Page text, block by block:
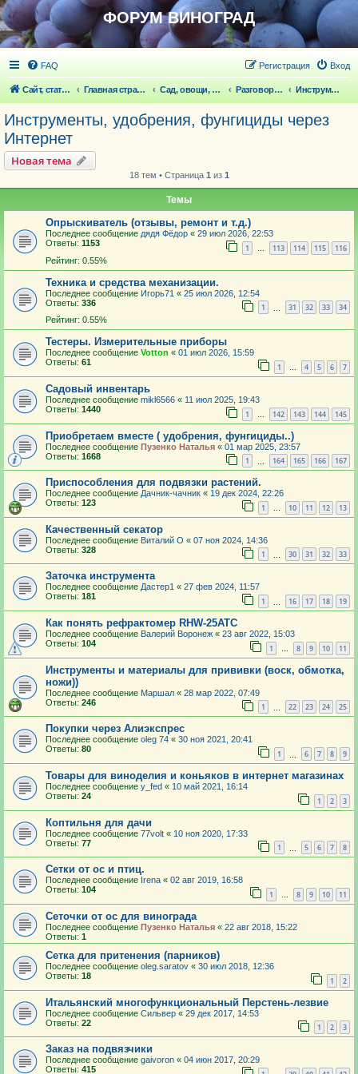
ФОРУМ ВИНОГРАД
FAQ Вход
Регистрация
Сайт, статьи Главная страница Сад, овощи, ягодники, цветы, беседка Разговоры обо всем что волнует Инструменты, удобрения, фунгициды через Интернет
Инструменты, удобрения, фунгициды через
Интернет
Новая тема
18 тем • Страница 1 из 1
Темы
Опрыскиватель (отзывы, ремонт и т.д.)
Последнее сообщение дядя Фёдор « 29 июл 2026, 22:53
Ответы: 1153 1 … 113 114 115 116
Рейтинг: 0.55%
Техника и средства механизации.
Последнее сообщение Игорь71 « 25 июл 2026, 12:54
Ответы: 336 1 31 32 33 34
Рейтинг: 0.55%
Тестеры. Измерительные приборы
Последнее сообщение Votton « 01 июл 2026, 15:59
Ответы: 61 1 … 4 5 6 7
Садовый инвентарь
Последнее сообщение mikl6566 « 11 июл 2025, 19:43
Ответы: 1440 1 … 142 143 144 145
Приобретаем вместе ( удобрения, фунгициды..)
Последнее сообщение Пузенко Наталья « 01 мар 2025, 23:57
Ответы: 1668 1 164 165 166 167
Приспособления для подвязки растений.
Последнее сообщение Дачник-чачник « 19 дек 2024, 22:26
Ответы: 123 1 … 10 11 12 13
Качественный секатор
Последнее сообщение Виталий О « 07 ноя 2024, 14:36
Ответы: 328 1 30 31 32 33
Заточка инструмента
Последнее сообщение Дастер1 « 27 фев 2024, 11:57
Ответы: 181 1 16 17 18 19
Как понять рефрактомер RHW-25ATC
Последнее сообщение Валерий Воронеж « 23 авг 2022, 15:03
Ответы: 104 1 … 8 9 10 11
Инструменты и материалы для прививки (воск, обмотка,
ножи))
Последнее сообщение Маршал « 28 мар 2022, 07:49
Ответы: 246 1 22 23 24 25
Покупки через Алиэкспрес
Последнее сообщение oleg 74 « 30 ноя 2021, 20:41
Ответы: 80 1 6 7 8 9
Товары для виноделия и коньяков в интернет магазинах
Последнее сообщение y_fed « 10 май 2021, 16:14
Ответы: 24 1 2 3
Коптильня для дачи
Последнее сообщение 77volt « 10 ноя 2020, 17:33
Ответы: 77 1 5 6 7 8
Сетки от ос и птиц.
Последнее сообщение Irenа « 02 авг 2019, 16:58
Ответы: 104 1 … 8 9 10 11
Сеточки от ос для винограда
Последнее сообщение Пузенко Наталья « 22 авг 2018, 15:22
Ответы: 1
Сетка для притенения (парников)
Последнее сообщение oleg.saratov « 30 июл 2018, 12:36
Ответы: 18 1 2
Итальянский многофункциональный Перстень-лезвие
Последнее сообщение Сильвер « 29 дек 2017, 14:53
Ответы: 22 1 2 3
Заказ на подвязчики
Последнее сообщение gaivoron « 04 июн 2017, 20:29
Ответы: 415